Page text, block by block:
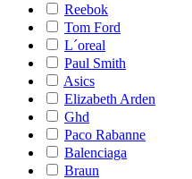
Reebok
Tom Ford
L´oreal
Paul Smith
Asics
Elizabeth Arden
Ghd
Paco Rabanne
Balenciaga
Braun